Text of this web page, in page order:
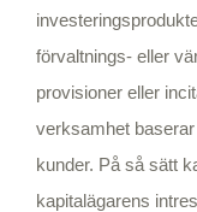
förvaltnings- eller
provisioner eller
verksamhet
kunder. På så sätt
kapitalägarens